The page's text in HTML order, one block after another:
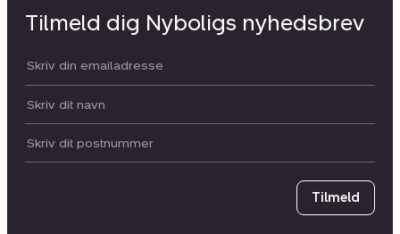
Tilmeld dig Nyboligs nyhedsbrev
Din email:
Dit navn:
Postnummer
Tilmeld